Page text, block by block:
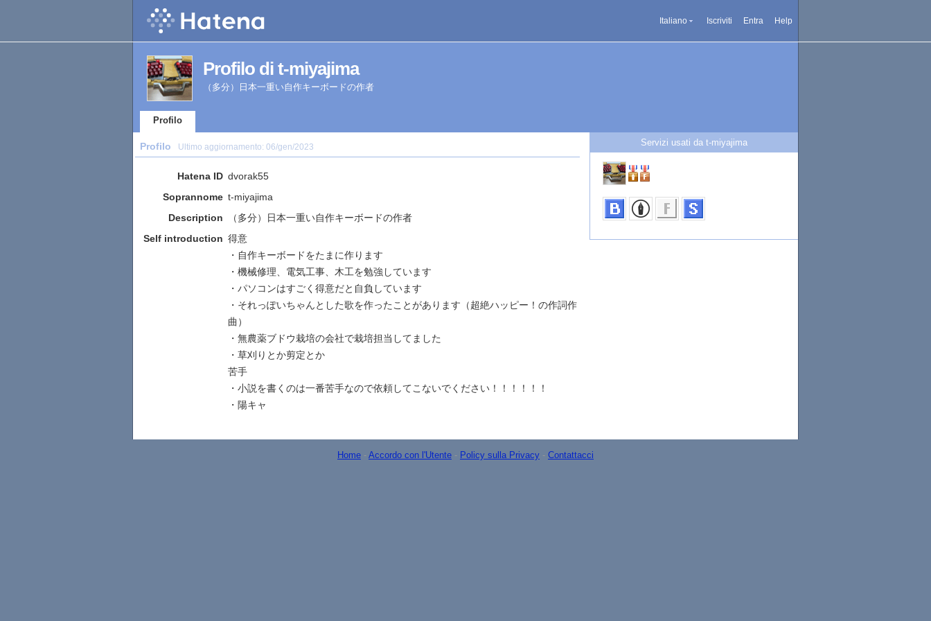
Italiano Iscriviti Entra Help
Profilo di t-miyajima
（多分）日本一重い自作キーボードの作者
Profilo
Profilo Ultimo aggiornamento: 06/gen/2023
Hatena ID dvorak55
Soprannome t-miyajima
Description
（多分）日本一重い自作キーボードの作者
Self introduction 得意
・自作キーボードをたまに作ります
・機械修理、電気工事、木工を勉強しています
・パソコンはすごく得意だと自負しています
・それっぽいちゃんとした歌を作ったことがあります（超絶ハッピー！の作詞作
曲）
・無農薬ブドウ栽培の会社で栽培担当してました
・草刈りとか剪定とか
苦手
・小説を書くのは一番苦手なので依頼してこないでください！！！！！！
・陽キャ
Servizi usati da t-miyajima
Home - Accordo con l'Utente - Policy sulla Privacy - Contattacci